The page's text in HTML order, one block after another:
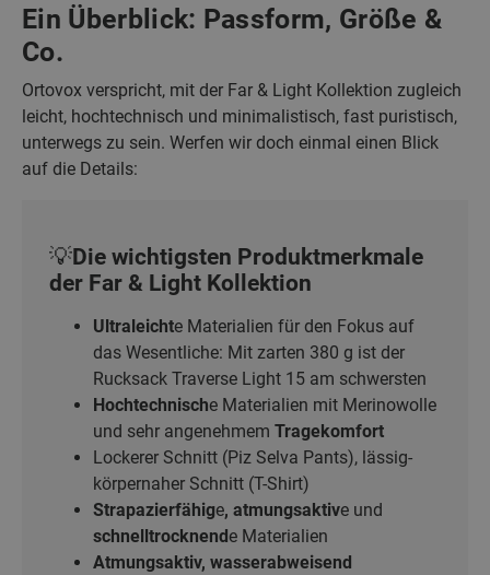
Ein Überblick: Passform, Größe &
Co.
Ortovox verspricht, mit der Far & Light Kollektion zugleich
leicht, hochtechnisch und minimalistisch, fast puristisch,
unterwegs zu sein. Werfen wir doch einmal einen Blick
auf die Details:
💡Die wichtigsten Produktmerkmale
der Far & Light Kollektion
Ultraleichte Materialien für den Fokus auf
das Wesentliche: Mit zarten 380 g ist der
Rucksack Traverse Light 15 am schwersten
Hochtechnische Materialien mit Merinowolle
und sehr angenehmem Tragekomfort
Lockerer Schnitt (Piz Selva Pants), lässig-
körpernaher Schnitt (T-Shirt)
Strapazierfähige, atmungsaktive und
schnelltrocknende Materialien
Atmungsaktiv, wasserabweisend